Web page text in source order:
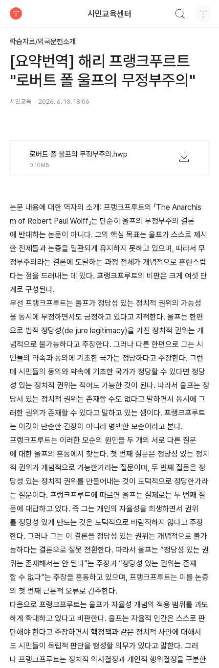
시민교육센터
학습자료/외국문헌소개
[요약번역] 해리 프랭크푸르트
"로버트 폴 울프의 무정부주의"
시민교육 2026. 6. 13. 18:06
로버트 폴 울프의 무정부주의.hwp
0.10MB
논문 내용에 대한 역자의 소개: 프랭크프루트의 「The Anarchis
m of Robert Paul Wolff」는 단순히 울프의 무정부주의 결론
에 반대하는 논문이 아니다. 그의 핵심 목표는 울프가 스스로 제시
한 전제들과 논증을 일관되게 유지하지 못하고 있으며, 따라서 무
정부주의라는 결론에 도달하는 과정 전체가 개념적으로 혼란스럽
다는 점을 드러내는 데 있다. 프랭크프루트의 비판은 크게 여섯 단
계로 구성된다.
우선 프랭크프루트는 울프가 정당성 있는 정치적 권위의 가능성
을 동시에 부정하면서도 긍정하고 있다고 지적한다. 울프는 한편
으로 법적 정당성(de jure legitimacy)을 가진 정치적 권위는 개
념적으로 불가능하다고 주장한다. 그러나 다른 한편으로 그는 시
민들의 약속과 동의에 기초한 국가는 정당하다고 주장한다. 그런
데 시민들의 동의와 약속에 기초한 국가가 정당할 수 있다면 정당
성 있는 정치적 권위는 적어도 가능한 것이 된다. 따라서 울프는 정
당서 있는 정치적 권위는 존재할 수도 없다고 말하면서 동시에 그
러한 권위가 존재할 수 있다고 말하고 있는 셈이다. 프랭크프루트
는 이것이 단순한 긴장이 아니라 명백한 모순이라고 본다.
프랭크프루트는 이러한 모순의 원인을 두 개의 서로 다른 질문
에 대한 울프의 혼동에서 찾는다. 첫 번째 질문은 정당성 있는 정치
적 권위가 개념적으로 가능한가라는 질문이며, 두 번째 질문은 정
당성 있는 정치적 권위를 만들어내는 것이 도덕적으로 정당한가라
는 질문이다. 프랭크프루트에 따르면 울프는 실제로는 두 번째 질
문에 대답하고 있다. 즉 그는 개인의 자율성을 희생하면서 권위
를 정당성 있게 만드는 것은 도덕적으로 바람직하지 않다고 주장
한다. 그러나 그는 이 결론을 정당성 있는 권위는 개념적으로 불가
능하다는 결론으로 잘못 전환한다. 따라서 울프는 “정당성 있는 권
위는 존재해서는 안 된다”는 주장과 “정당성 있는 권위는 존재
할 수 없다”는 주장을 혼동하고 있으며, 프랭크프루트는 이를 논증
의 첫 번째 근본적 오류로 간주한다.
다음으로 프랭크프루트는 울프가 자율성 개념의 적용 범위를 과도
하게 확대하고 있다고 비판한다. 울프는 자율적 인간은 스스로 판
단해야 한다고 주장하면서 핵정책과 같은 정치적 사안에 대해서
도 시민들이 독립적 판단을 형성할 의무가 있다고 말한다. 그러
나 프랭크프루트는 정치적 의사결정과 개인적 행위결정을 구분한